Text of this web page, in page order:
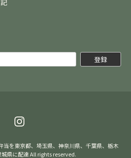
登録
を東京都、埼玉県、神奈川県、千葉県、栃木
県に配達 All rights reserved.